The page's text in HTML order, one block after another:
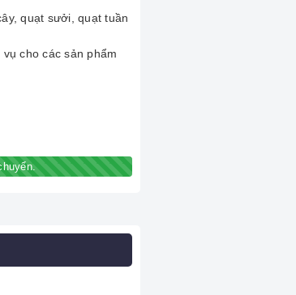
quạt sưởi, quạt tuần
cho các sản phẩm